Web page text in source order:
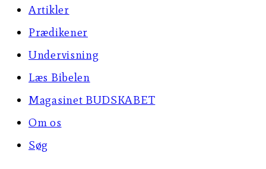
Artikler
Prædikener
Undervisning
Læs Bibelen
Magasinet BUDSKABET
Om os
Søg